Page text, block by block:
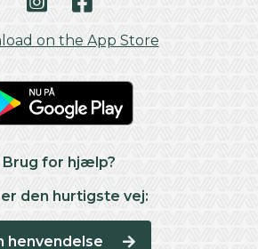
Brug for hjælp?
den hurtigste vej:
henvendelse